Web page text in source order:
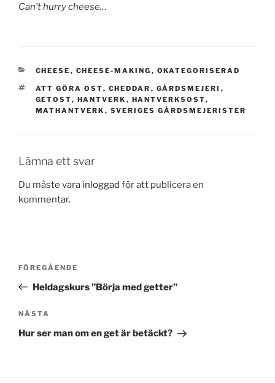
Can’t hurry cheese…
KATEGORIER
CHEESE , CHEESE-MAKING , OKATEGORISERAD
TAGGAR
ATT GÖRA OST, CHEDDAR , GÅRDSMEJERI ,
GETOST, HANTVERK , HANTVERKSOST,
MATHANTVERK , SVERIGES GÅRDSMEJERISTER
Lämna ett svar
Du måste vara inloggad för att publicera en
kommentar.
Inläggsnavigering
Föregående
inlägg
FÖREGÅENDE
Heldagskurs ”Börja med getter”
Nästa
inlägg
NÄSTA
Hur ser man om en get är betäckt?